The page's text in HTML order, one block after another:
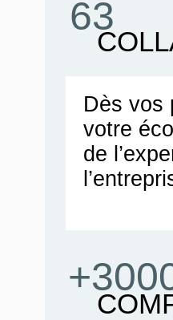
63
Dès vos
votre
de